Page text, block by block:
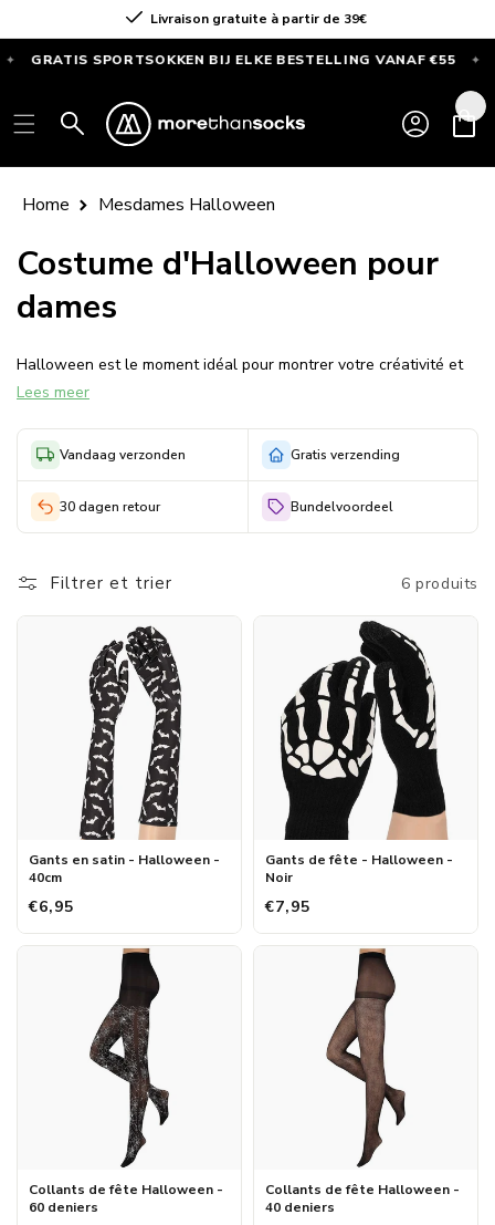
contenu
Livraison gratuite à partir de 39€
GRATIS SPORTSOKKEN BIJ ELKE BESTELLING VANAF €55 ✦
SPORTSOKKEN
bij
elke
bestelling
€55
Alleen
maand
Connexion Panier
Home Mesdames Halloween
Costume d'Halloween pour
dames
Halloween est le moment idéal pour montrer votre créativité et
briller dans un costume unique et enchanteur. Chez
costumes d'Halloween pour femmes qui vous aideront à voler la
vedette. Nos costumes sont soigneusement conçus pour être à
la fois élégants et terrifiants, afin que vous laissiez une
impression inoubliable. Préparez-vous à être la star de la fête
Lees meer
Vandaag verzonden Gratis verzending
30 dagen retour Bundelvoordeel
Filtrer et trier 6 produits
Gants en satin - Halloween -
40cm
€6,95
Gants de fête - Halloween -
Noir
€7,95
Collants de fête Halloween -
60 deniers
Collants de fête Halloween -
40 deniers